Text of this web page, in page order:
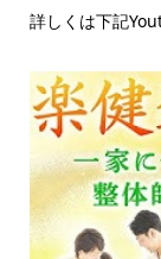
詳しくは下記